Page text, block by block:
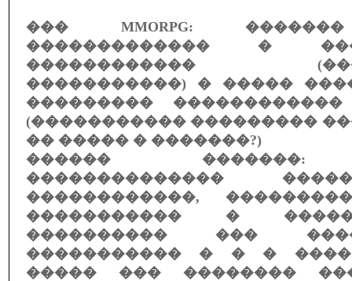
��� MMORPG:
������������� �
������������
�����������) � �����
��������� ������������
(����������� ���������
�� ����� � �������?)
������ �������:
��������������
������������,
����������� �
���������� ���
����������� � � �
����� ��� ��������